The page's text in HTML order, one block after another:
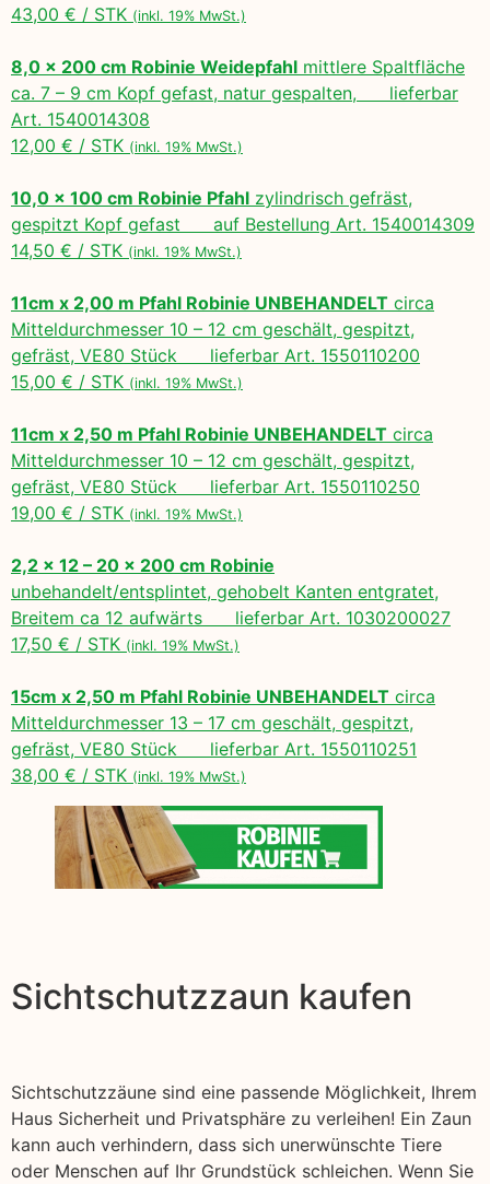
43,00 € / STK (inkl. 19% MwSt.)
8,0 x 200 cm Robinie Weidepfahl mittlere Spaltfläche
ca. 7 – 9 cm Kopf gefast, natur gespalten, lieferbar
Art. 1540014308
12,00 € / STK (inkl. 19% MwSt.)
10,0 x 100 cm Robinie Pfahl zylindrisch gefräst,
gespitzt Kopf gefast auf Bestellung Art. 1540014309
14,50 € / STK (inkl. 19% MwSt.)
11cm x 2,00 m Pfahl Robinie UNBEHANDELT circa
Mitteldurchmesser 10 – 12 cm geschält, gespitzt,
gefräst, VE80 Stück lieferbar Art. 1550110200
15,00 € / STK (inkl. 19% MwSt.)
11cm x 2,50 m Pfahl Robinie UNBEHANDELT circa
Mitteldurchmesser 10 – 12 cm geschält, gespitzt,
gefräst, VE80 Stück lieferbar Art. 1550110250
19,00 € / STK (inkl. 19% MwSt.)
2,2 x 12 – 20 x 200 cm Robinie
unbehandelt/entsplintet, gehobelt Kanten entgratet,
Breitem ca 12 aufwärts lieferbar Art. 1030200027
17,50 € / STK (inkl. 19% MwSt.)
15cm x 2,50 m Pfahl Robinie UNBEHANDELT circa
Mitteldurchmesser 13 – 17 cm geschält, gespitzt,
gefräst, VE80 Stück lieferbar Art. 1550110251
38,00 € / STK (inkl. 19% MwSt.)
Sichtschutzzaun kaufen
Sichtschutzzäune sind eine passende Möglichkeit, Ihrem
Haus Sicherheit und Privatsphäre zu verleihen! Ein Zaun
kann auch verhindern, dass sich unerwünschte Tiere
oder Menschen auf Ihr Grundstück schleichen. Wenn Sie